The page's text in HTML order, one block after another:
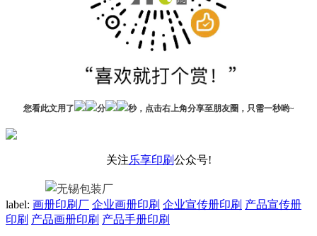
您看此文用了 分 秒，点击右上角分享至朋友圈，只需一秒哟~
关注乐享印刷公众号!
label: 画册印刷厂 企业画册印刷 企业宣传册印刷 产品宣传册
印刷 产品画册印刷 产品手册印刷